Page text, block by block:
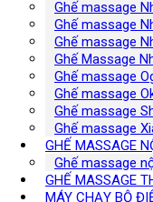
Ghế massage
Ghế massage
Ghế massage
Ghế Massage
Ghế massage
Ghế massage
Ghế massage
Ghế massage
GHẾ MASSAGE
Ghế massage
GHẾ MASSAGE
MÁY CHẠY BỘ